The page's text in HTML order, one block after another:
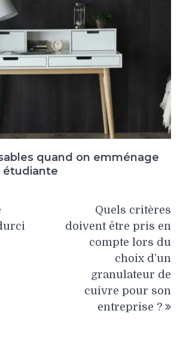
quand on emménage
étudiante
Quels critères
doivent être pris en
compte lors du
choix d’un
granulateur de
cuivre pour son
entreprise ?